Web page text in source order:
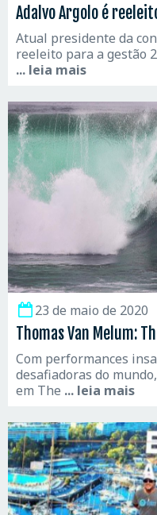
Adalvo Argolo é
Atual presidente da
reeleito para a gestão
... leia mais
23 de maio de 2020
Thomas Van Melum:
Com performances
desafiadoras do
em The ... leia mais